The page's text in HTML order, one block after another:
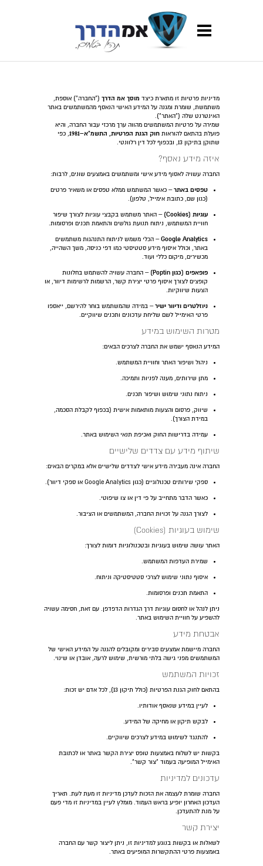
מדיניות פרטיות זו מתארת כיצד מוסך אמ הדרך ("החברה") אוספת,
משתמשת, שומרת ומגנה על המידע האישי הנאסף מהמשתמשים באתר
האינטרנט שלה ("האתר").
שמירה על פרטיות המשתמשים מהווה ערך מרכזי עבור החברה, והיא
פועלת בהתאם להוראות חוק הגנת הפרטיות, התשמ"א–1981
, כפי
שתוקן בתיקון 13, ובכפוף לכל דין רלוונטי.
איזה מידע נאסף?
החברה עשויה לאסוף מידע אישי ומשתמשים באמצעים שונים, לרבות:
טפסים באתר– כאשר המשתמש ממלא טפסים או משאיר פרטים
(כגון שם, כתובת אימייל, טלפון).
עוגיות (Cookies)
– האתר משתמש בקבצי עוגיות לצורך שיפור
חוויית המשתמש, ניתוח תנועת גולשים והתאמת תכנים ופרסומות.
Google Analytics– הכלי משמש לניתוח התנהגות משתמשים
באתר, וכולל איסוף מידע סטטיסטי כמו דפי כניסה, משך השהייה,
מכשירים, מיקום כללי ועוד.
פופאפים (כגון Poptin)
– החברה עשויה להשתמש בחלונות
קופצים לצורך איסוף פרטי יצירת קשר, הרשמות לרשימות דיוור, או
הצעות שיווקיות.
ניוזלטרים ודיוור ישיר– במידה שהמשתמש בוחר להירשם, ייאספו
פרטי האימייל לשם שליחת עדכונים ותכנים שיווקיים.
מטרות השימוש במידע
המידע הנאסף ישמש את החברה לצרכים הבאים:
ניהול ושיפור האתר וחוויית המשתמש.
מתן שירותים, מענה לפניות ותמיכה.
ניתוח נתוני שימוש ושיפור תכנים.
שיווק, פרסום והצעות מותאמות אישית (בכפוף לקבלת הסכמה,
במידת הצורך).
עמידה בדרישות החוק ואכיפת תנאי השימוש באתר.
שיתוף מידע עם צדדים שלישיים
החברה אינה מעבירה מידע אישי לצדדים שלישיים אלא במקרים הבאים:
ספקי שירותים טכנולוגיים (כגון Google Analytics או ספקי דיוור).
כאשר הדבר מתחייב על פי דין או צו שיפוטי.
לצורך הגנה על זכויות החברה, המשתמשים או הציבור.
שימוש בעוגיות (Cookies)
האתר עושה שימוש בעוגיות ובטכנולוגיות דומות לצורך:
שמירת העדפות המשתמש.
איסוף נתוני שימוש לצרכי סטטיסטיקה וניתוח.
התאמת תכנים ופרסומות.
ניתן לנהל או לחסום עוגיות דרך הגדרות הדפדפן. עם זאת, חסימה עשויה
להשפיע על חוויית השימוש באתר.
אבטחת מידע
החברה מיישמת אמצעים סבירים ומקובלים להגנה על המידע האישי של
המשתמשים מפני גישה בלתי מורשית, שימוש לרעה, אובדן או שינוי.
זכויות המשתמש
בהתאם לחוק הגנת הפרטיות (כולל תיקון 13), לכל אדם יש זכות:
לעיין במידע שנאסף אודותיו.
לבקש תיקון או מחיקה של המידע.
להתנגד לשימוש במידע לצרכים שיווקיים.
בקשות יש לשלוח באמצעות טופס יצירת הקשר באתר או לכתובת
האימייל המופיעה בעמוד "צור קשר".
עדכונים למדיניות
החברה שומרת לעצמה את הזכות לעדכן מדיניות זו מעת לעת. תאריך
העדכון האחרון יופיע בראש העמוד. מומלץ לעיין במדיניות זו מדי פעם
על מנת להתעדכן.
יצירת קשר
לשאלות או בקשות בנוגע למדיניות זו, ניתן ליצור קשר עם החברה
באמצעות פרטי ההתקשרות המופיעים באתר.